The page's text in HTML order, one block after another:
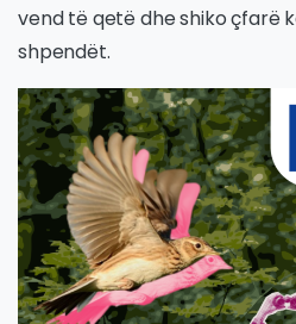
vend të qetë dhe shiko çfarë
shpendët.